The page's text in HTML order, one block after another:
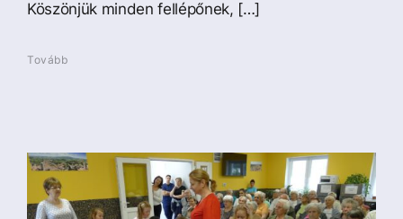
Köszönjük minden fellépőnek, […]
Tovább